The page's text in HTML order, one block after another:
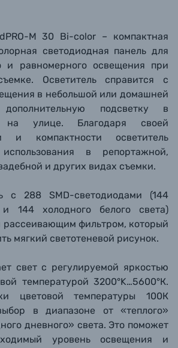
M 30 Bi-color – компактная
светодиодная панель для
и равномерного освещения при
Осветитель справится с
в небольшой или домашней
подсветку в
улице. Благодаря своей
и компактности осветитель
в репортажной,
и других видах съемки.
с 288 SMD-светодиодами (144
и 144 холодного белого света)
рассеивающим фильтром, который
мягкий cветотеневой рисунок.
свет с регулируемой яркостью
температурой 3200°K…5600°К.
цветовой температуры 100К
в диапазоне от «теплого»
дневного» света. Это поможет
уровень освещения и